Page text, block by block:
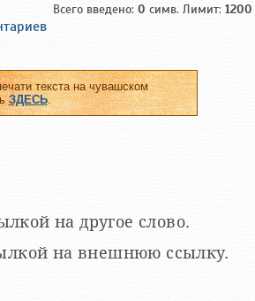
Всего введено: 0 симв. Лимит: 1200
текста на чувашском
ЗДЕСЬ.
на другое слово.
на внешнюю ссылку.